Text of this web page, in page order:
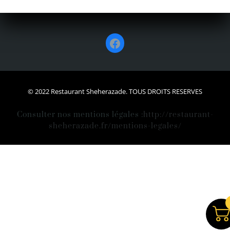
Facebook
© 2022 Restaurant Sheherazade. TOUS DROITS RESERVES
Consulter nos mentions légales : http://restaurant-
sheherazade.fr/mentions-legales/